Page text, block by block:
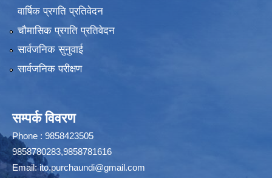
वार्षिक प्रगति प्रतिवेदन
चौमासिक प्रगति प्रतिवेदन
सार्वजनिक सुनुवाई
सार्वजनिक परीक्षण
सम्पर्क विवरण
Phone : 9858423505
9858780283,9858781616
Email:ito.purchaundi@gmail.com